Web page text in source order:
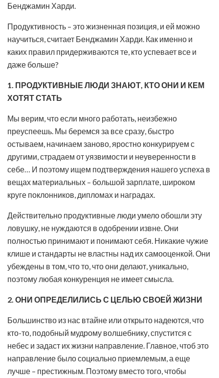
Бенджамин Харди.
Продуктивность – это жизненная позиция, и ей можно
научиться, считает Бенджамин Харди. Как именно и
каких правил придерживаются те, кто успевает все и
даже больше?
1. ПРОДУКТИВНЫЕ ЛЮДИ ЗНАЮТ, КТО ОНИ И КЕМ
ХОТЯТ СТАТЬ
Мы верим, что если много работать, неизбежно
преуспеешь. Мы беремся за все сразу, быстро
остываем, начинаем заново, яростно конкурируем с
другими, страдаем от уязвимости и неуверенности в
себе… И поэтому ищем подтверждения нашего успеха в
вещах материальных – большой зарплате, широком
круге поклонников, дипломах и наградах.
Действительно продуктивные люди умело обошли эту
ловушку, не нуждаются в одобрении извне. Они
полностью принимают и понимают себя. Никакие чужие
клише и стандарты не властны над их самооценкой. Они
убеждены в том, что то, что они делают, уникально,
поэтому любая конкуренция не имеет смысла.
2. ОНИ ОПРЕДЕЛИЛИСЬ С ЦЕЛЬЮ СВОЕЙ ЖИЗНИ
Большинство из нас втайне или открыто надеются, что
кто-то, подобный мудрому волшебнику, спустится с
небес и задаст их жизни направление. Главное, чтоб это
направление было социально приемлемым, а еще
лучше – престижным. Поэтому вместо того, чтобы